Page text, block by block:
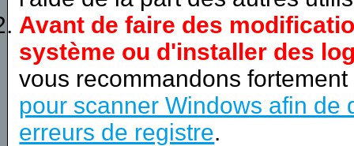
Avant de faire des
système ou d'installer des
vous recommandons
pour scanner Windows afin de
erreurs de registre.